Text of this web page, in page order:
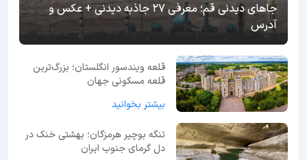
جاهای دیدنی قم؛ معرفی 27 جاذبه دیدنی + عکس و
آدرس
قلعه ویندسور انگلستان؛ بزرگ‌ترین
قلعه مسکونی جهان
بیشتر بخوانید
تنگه بوچیر هرمزگان؛ بهشتی خنک در
دل گرمای جنوب ایران